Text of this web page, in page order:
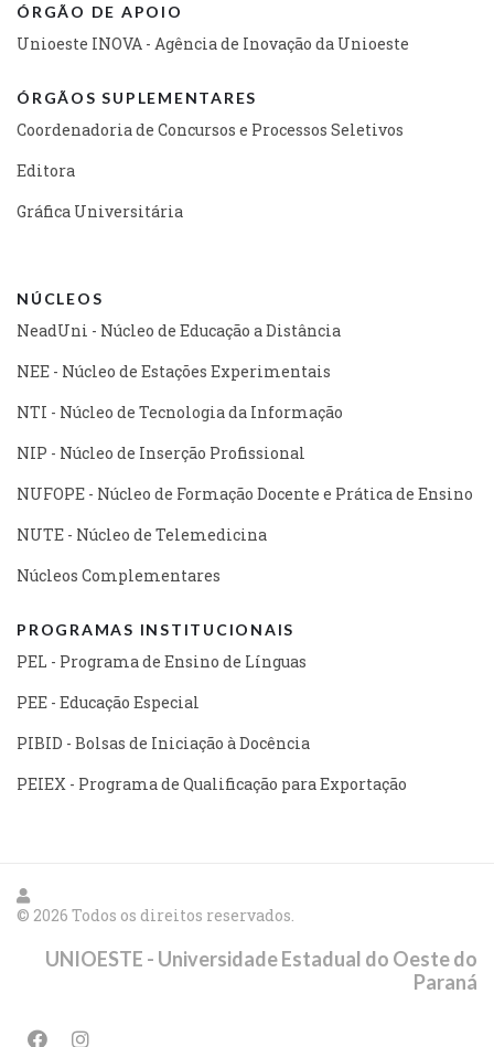
ÓRGÃO DE APOIO
Unioeste INOVA - Agência de Inovação da Unioeste
ÓRGÃOS SUPLEMENTARES
Coordenadoria de Concursos e Processos Seletivos
Editora
Gráfica Universitária
NÚCLEOS
NeadUni - Núcleo de Educação a Distância
NEE - Núcleo de Estações Experimentais
NTI - Núcleo de Tecnologia da Informação
NIP - Núcleo de Inserção Profissional
NUFOPE - Núcleo de Formação Docente e Prática de Ensino
NUTE - Núcleo de Telemedicina
Núcleos Complementares
PROGRAMAS INSTITUCIONAIS
PEL - Programa de Ensino de Línguas
PEE - Educação Especial
PIBID - Bolsas de Iniciação à Docência
PEIEX - Programa de Qualificação para Exportação
© 2026 Todos os direitos reservados.
UNIOESTE - Universidade Estadual do Oeste do
Paraná